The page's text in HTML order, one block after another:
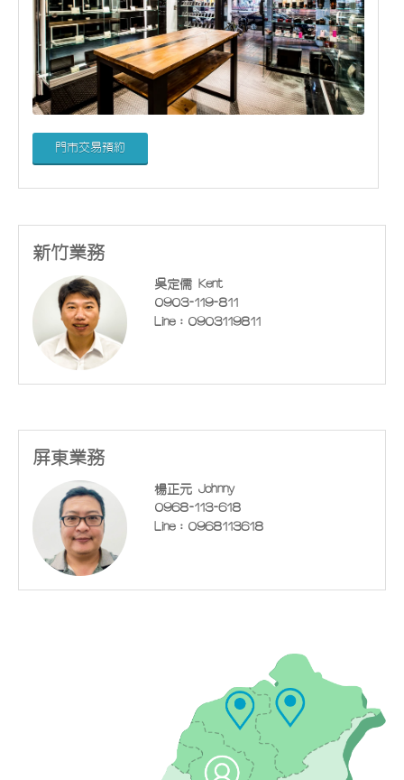
門市交易預約
新竹業務
吳定儒 Kent
0903-119-811
Line：0903119811
屏東業務
楊正元 Johnny
0968-113-618
Line：0968113618